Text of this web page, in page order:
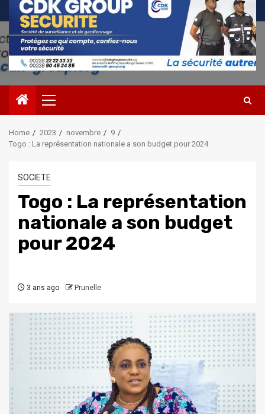
Primary
Menu
Home 2023 novembre
9
Togo : La représentation nationale a son budget pour 2024
SOCIETE
Togo : La représentation
nationale a son budget
pour 2024
3 ans ago Prunelle